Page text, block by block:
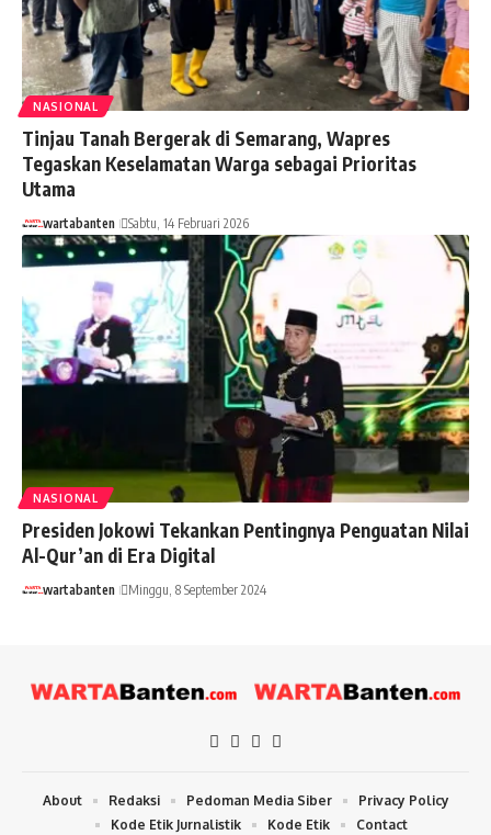
NASIONAL
Tinjau Tanah Bergerak di Semarang, Wapres
Tegaskan Keselamatan Warga sebagai Prioritas
Utama
wartabanten Sabtu, 14 Februari 2026
NASIONAL
Presiden Jokowi Tekankan Pentingnya Penguatan Nilai
Al-Qur’an di Era Digital
wartabanten Minggu, 8 September 2024
About Redaksi Pedoman Media Siber
Privacy Policy
Kode Etik Jurnalistik
Kode Etik Contact